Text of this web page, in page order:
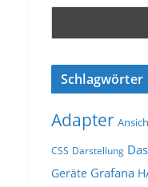
Schlagwörter
Adapter
CSS Darstellung
Geräte Grafana